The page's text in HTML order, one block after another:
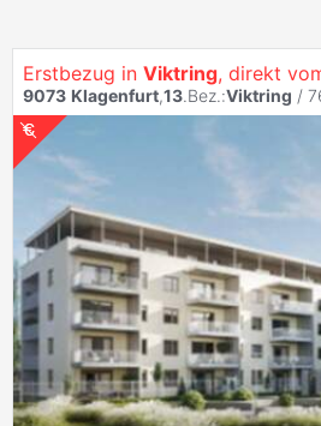
Erstbezug in Viktring, direkt vom Eigentümer -
9073 Klagenfurt,13.Bez.:Viktring /